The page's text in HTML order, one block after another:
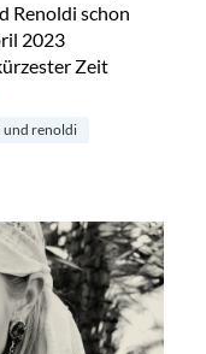
Renoldi schon
2023
Zeit
by Simon &
und renoldi